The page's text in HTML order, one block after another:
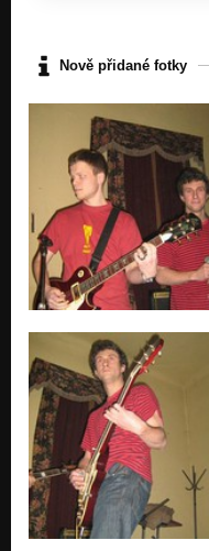
Nově přidané fotky